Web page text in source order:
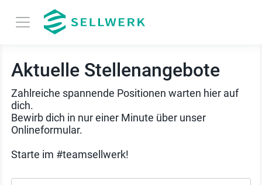
Aktuelle Stellenangebote
Zahlreiche spannende Positionen warten hier auf
dich.
Bewirb dich in nur einer Minute über unser
Onlineformular.
Starte im #teamsellwerk!